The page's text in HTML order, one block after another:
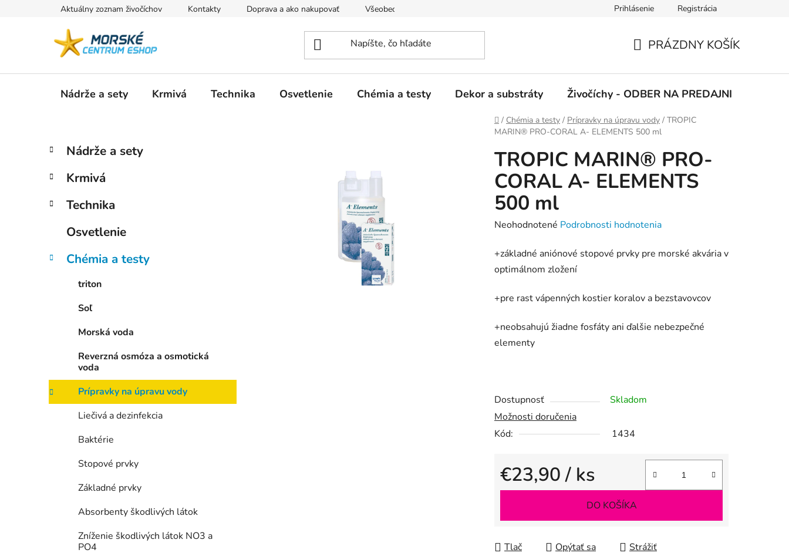
Aktuálny zoznam živočíchov Kontakty Doprava a ako nakupovať Všeobecné obchodné podmienky a dodacie podmienky Ochrana osobných údajov
Prihlásenie Registrácia
KOŠÍK
PRÁZDNY KOŠÍK
Nádrže a sety Krmivá Technika Osvetlenie Chémia a testy Dekor a substráty Živočíchy - ODBER NA PREDAJNI
Domov
/ Chémia a testy / Prípravky na úpravu vody / TROPIC
MARIN® PRO-CORAL A- ELEMENTS 500 ml
B
č
ý
n
e
Preskočiť
kategórie
K
a
e
ó
Nádrže a sety
Krmivá
Technika
Osvetlenie
Chémia a testy
triton
Soľ
Morská voda
Reverzná osmóza a osmotická
voda
Prípravky na úpravu vody
Liečivá a dezinfekcia
Baktérie
Stopové prvky
Základné prvky
Absorbenty škodlivých látok
Zníženie škodlivých látok NO3 a
PO4
TROPIC MARIN® PRO-
CORAL A- ELEMENTS
500 ml
Priemerné
produktu
je
z
hviezdičiek.
Neohodnotené Podrobnosti hodnotenia
+základné aniónové stopové prvky pre morské akvária v
optimálnom zložení
+pre rast vápenných kostier koralov a bezstavovcov
+neobsahujú žiadne fosfáty ani ďalšie nebezpečné
elementy
Dostupnosť
Skladom
Možnosti doručenia
Kód:
1434
€23,90/ ks
Jednotková cena:
DO KOŠÍKA
Tlač Opýtať sa
Strážiť